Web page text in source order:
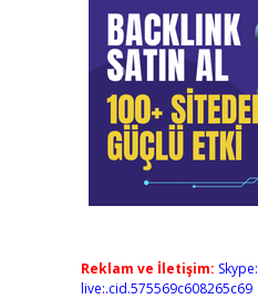
Reklam ve İletişim: Skype:
live:.cid.575569c608265c69